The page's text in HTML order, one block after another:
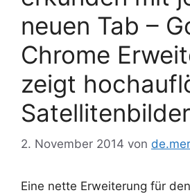
neuen Tab –
Chrome
zeigt
Satellitenbilder
2. November 2014 von
Eine nette Erweiterung für